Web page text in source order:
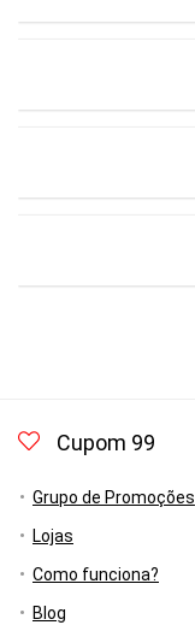
Cupom 99
Grupo de Promoções
Lojas
Como funciona?
Blog